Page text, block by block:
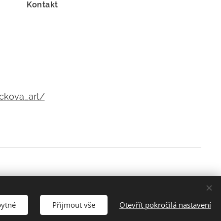
Kontakt
Přijmout vše Otevřít pokročilá nastavení